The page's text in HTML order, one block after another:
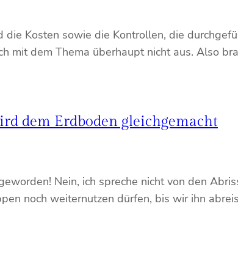
Kosten sowie die Kontrollen, die
mit dem Thema überhaupt nicht aus. Also
dem Erdboden gleichgemacht
Nein, ich spreche nicht von den
noch weiternutzen dürfen, bis wir ihn